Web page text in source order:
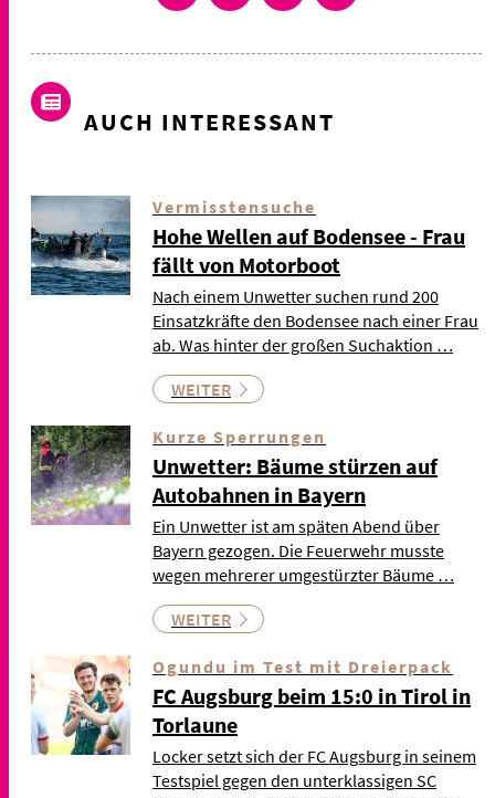
AUCH INTERESSANT
Vermisstensuche
Hohe Wellen auf Bodensee - Frau
fällt von Motorboot
Nach einem Unwetter suchen rund 200
Einsatzkräfte den Bodensee nach einer Frau
ab. Was hinter der großen Suchaktion …
WEITER
Kurze Sperrungen
Unwetter: Bäume stürzen auf
Autobahnen in Bayern
Ein Unwetter ist am späten Abend über
Bayern gezogen. Die Feuerwehr musste
wegen mehrerer umgestürzter Bäume …
WEITER
Ogundu im Test mit Dreierpack
FC Augsburg beim 15:0 in Tirol in
Torlaune
Locker setzt sich der FC Augsburg in seinem
Testspiel gegen den unterklassigen SC